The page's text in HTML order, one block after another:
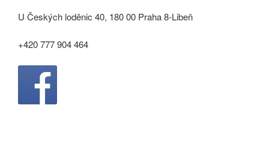
U Českých loděnic 40, 180 00 Praha 8-Libeň
+420 777 904 464